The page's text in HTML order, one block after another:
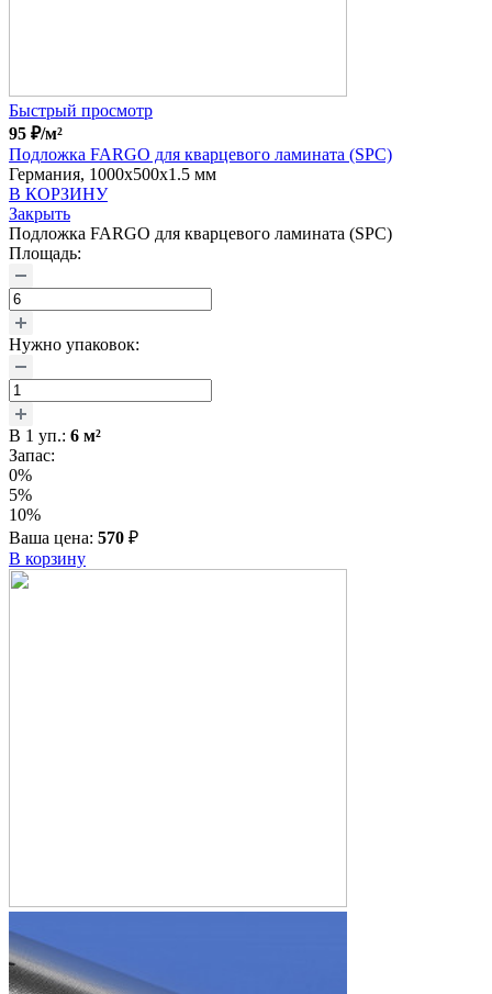
Быстрый просмотр
95 ₽/м²
Подложка FARGO для кварцевого ламината (SPC)
Германия, 1000x500x1.5 мм
В КОРЗИНУ
Закрыть
Подложка FARGO для кварцевого ламината (SPC)
Площадь:
Нужно упаковок:
В 1 уп.: 6 м²
Запас:
0%
5%
10%
Ваша цена: 570 ₽
В корзину